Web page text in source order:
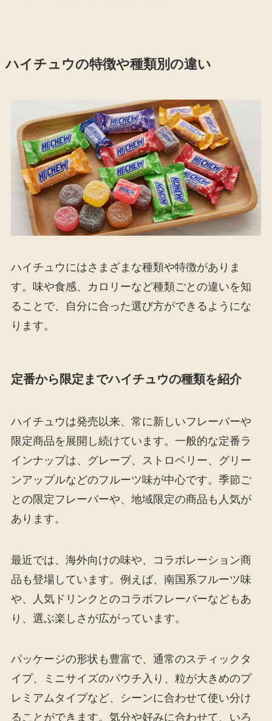
ハイチュウの特徴や種類別の違い
ハイチュウにはさまざまな種類や特徴がありま
す。味や食感、カロリーなど種類ごとの違いを知
ることで、自分に合った選び方ができるようにな
ります。
定番から限定までハイチュウの種類を紹介
ハイチュウは発売以来、常に新しいフレーバーや
限定商品を展開し続けています。一般的な定番ラ
インナップは、グレープ、ストロベリー、グリー
ンアップルなどのフルーツ味が中心です。季節ご
との限定フレーバーや、地域限定の商品も人気が
あります。
最近では、海外向けの味や、コラボレーション商
品も登場しています。例えば、南国系フルーツ味
や、人気ドリンクとのコラボフレーバーなどもあ
り、選ぶ楽しさが広がっています。
パッケージの形状も豊富で、通常のスティックタ
イプ、ミニサイズのパウチ入り、粒が大きめのプ
レミアムタイプなど、シーンに合わせて使い分け
ることができます。気分や好みに合わせて、いろ